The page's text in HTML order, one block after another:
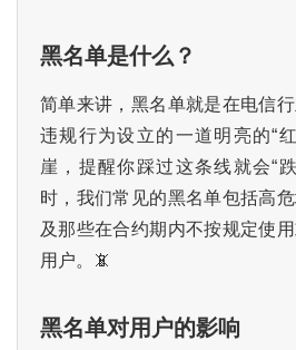
黑名单是什么？
简单来讲，黑名单就是在电信
违规行为设立的一道明亮的“
崖，提醒你踩过这条线就会“
时，我们常见的黑名单包括高
及那些在合约期内不按规定使
用户。📵
黑名单对用户的影响